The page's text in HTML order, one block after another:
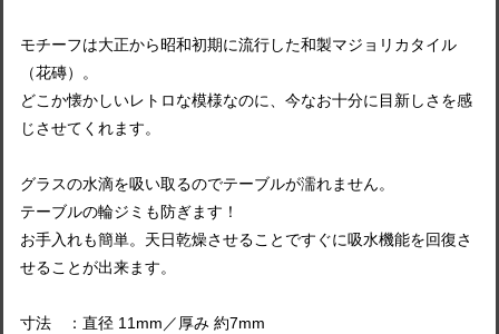
モチーフは大正から昭和初期に流行した和製マジョリカタイル
（花磚）。
どこか懐かしいレトロな模様なのに、今なお十分に目新しさを感
じさせてくれます。
グラスの水滴を吸い取るのでテーブルが濡れません。
テーブルの輪ジミも防ぎます！
お手入れも簡単。天日乾燥させることですぐに吸水機能を回復さ
せることが出来ます。
寸法 ：直径 11mm／厚み 約7mm